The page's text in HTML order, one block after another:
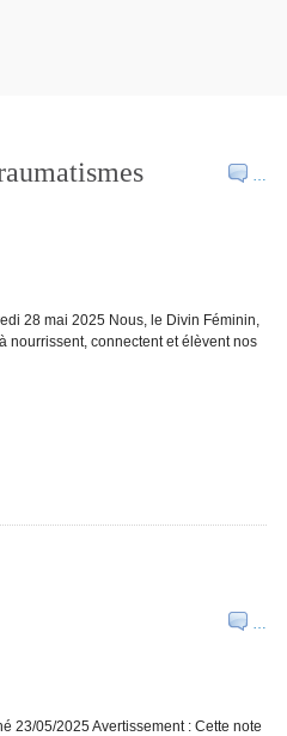
…
28 mai 2025 Nous, le Divin Féminin,
nourrissent, connectent et élèvent nos
…
23/05/2025 Avertissement : Cette note